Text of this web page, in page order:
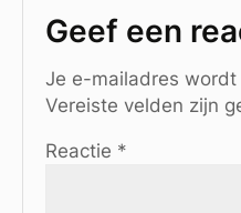
Geef een
Je e-mailadres
Vereiste velden zijn
Reactie *